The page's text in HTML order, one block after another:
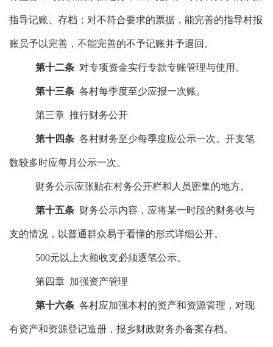
指导记账、存档；对不符合要求的票据，能完善的指导村报
账员予以完善，不能完善的不予记账并予退回。
第十二条 对专项资金实行专款专账管理与使用 。
第十三条 各村每季度至少应报一次账。
第三章 推行财务公开
第十四条 各村财务至少每季度应公示一次。开支笔
数较多时应每月公示一次。
财务公示应张贴在村务公开栏和人员密集的地方。
第十五条 财务公示内容，应将某一时段的财务收与
支的情况，以普通群众易于看懂的形式详细公开。
500元以上大额收支必须逐笔公示。
第四章 加强资产管理
第十六条 各村应加强本村的资产和资源管理，对现
有资产和资源登记造册，报乡财政财务办备案存档。